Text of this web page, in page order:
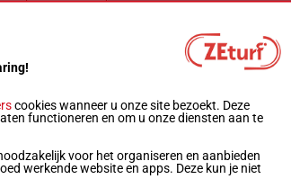
6 - 3
- 6 Uitslagen
- 8 Uitslagen
cookies wanneer u onze site bezoekt. Deze
functioneren en om u onze diensten aan te
voor het organiseren en aanbieden
werkende website en apps. Deze kun je niet